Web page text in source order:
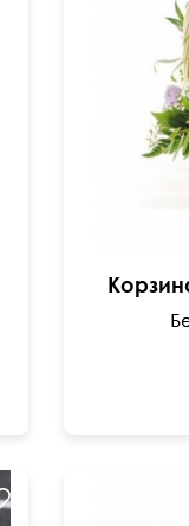
Кустовые